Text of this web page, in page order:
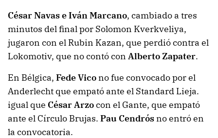
César Navas e Iván Marcano, cambiado a tres
minutos del final por Solomon Kverkveliya,
jugaron con el Rubin Kazan, que perdió contra el
Lokomotiv, que no contó con Alberto Zapater.
En Bélgica, Fede Vicono fue convocado por el
Anderlecht que empató ante el Standard Lieja.
igual que César Arzocon el Gante, que empató
ante el Círculo Brujas. Pau Cendrósno entró en
la convocatoria.